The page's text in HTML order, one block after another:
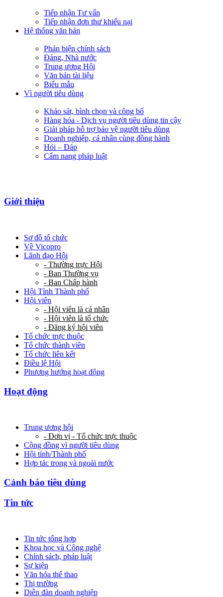
Tiếp nhận Tư vấn
Tiếp nhận đơn thư khiếu nại
Hệ thống văn bản
Phản biện chính sách
Đảng, Nhà nước
Trung ương Hội
Văn bản tài liệu
Biểu mẫu
Vì người tiêu dùng
Khảo sát, bình chọn và công bố
Hàng hóa - Dịch vụ người tiêu dùng tin cậy
Giải pháp hỗ trợ bảo vệ người tiêu dùng
Doanh nghiệp, cá nhân cùng đồng hành
Hỏi – Đáp
Cẩm nang pháp luật
Giới thiệu
Sơ đồ tổ chức
Về Vicopro
Lãnh đạo Hội
- Thường trực Hội
- Ban Thường vụ
- Ban Chấp hành
Hội Tỉnh Thành phố
Hội viên
- Hội viên là cá nhân
- Hội viên là tổ chức
- Đăng ký hội viên
Tổ chức trực thuộc
Tổ chức thành viên
Tổ chức liên kết
Điều lệ Hội
Phương hướng hoạt động
Hoạt động
Trung ương hội
- Đơn vị - Tổ chức trực thuộc
Cộng đồng vì người tiêu dùng
Hội tỉnh/Thành phố
Hợp tác trong và ngoài nước
Cảnh báo tiêu dùng
Tin tức
Tin tức tổng hợp
Khoa học và Công nghệ
Chính sách, pháp luật
Sự kiện
Văn hóa thể thao
Thị trường
Diễn đàn doanh nghiệp